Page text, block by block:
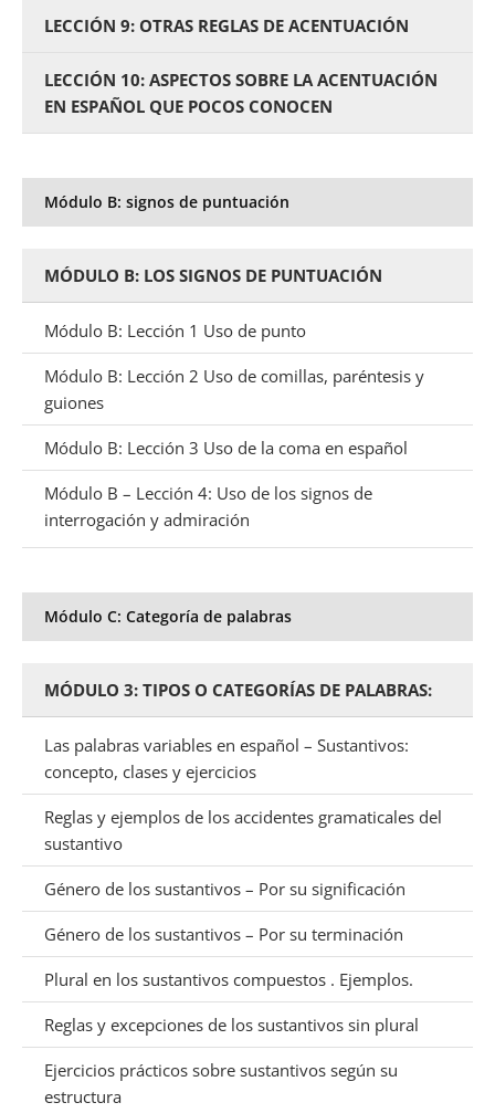
LECCIÓN 9: OTRAS REGLAS DE ACENTUACIÓN
LECCIÓN 10: ASPECTOS SOBRE LA ACENTUACIÓN
EN ESPAÑOL QUE POCOS CONOCEN
Módulo B: signos de puntuación
MÓDULO B: LOS SIGNOS DE PUNTUACIÓN
Módulo B: Lección 1 Uso de punto
Módulo B: Lección 2 Uso de comillas, paréntesis y
guiones
Módulo B: Lección 3 Uso de la coma en español
Módulo B – Lección 4: Uso de los signos de
interrogación y admiración
Módulo C: Categoría de palabras
MÓDULO 3: TIPOS O CATEGORÍAS DE PALABRAS:
Las palabras variables en español – Sustantivos:
concepto, clases y ejercicios
Reglas y ejemplos de los accidentes gramaticales del
sustantivo
Género de los sustantivos – Por su significación
Género de los sustantivos – Por su terminación
Plural en los sustantivos compuestos . Ejemplos.
Reglas y excepciones de los sustantivos sin plural
Ejercicios prácticos sobre sustantivos según su
estructura